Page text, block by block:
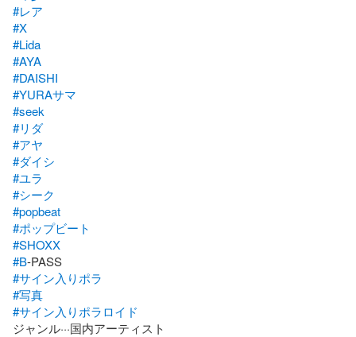
#レア
#X
#Lida
#AYA
#DAISHI
#YURAサマ
#seek
#リダ
#アヤ
#ダイシ
#ユラ
#シーク
#popbeat
#ポップビート
#SHOXX
#B
#サイン入りポラ
#写真
#サイン入りポラロイド
ジャンル···国内アーティスト